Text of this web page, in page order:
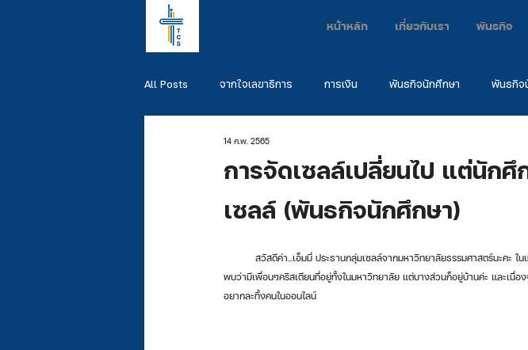
หน้าหลัก เกี่ยวกับเรา พันธกิจ
All Posts จากใจเลขาธิการ การเงิน พันธกิจนักศึกษา พันธกิจ
พันธกิจผู้สำเร็จการศึกษา
การจัดเซลล์เปลี่ยนไป แต่นักศึ
เซลล์ (พันธกิจนักศึกษา)
14 ก.พ. 2565
พบว่ามีเพื่อนๆคริสเตียนที่อยู่ทั้งในมหาวิทยาลัย แต่บางส่วนก็อยู่บ้านค่ะ และเนื่อ
อยากละทิ้งคนในออนไลน์